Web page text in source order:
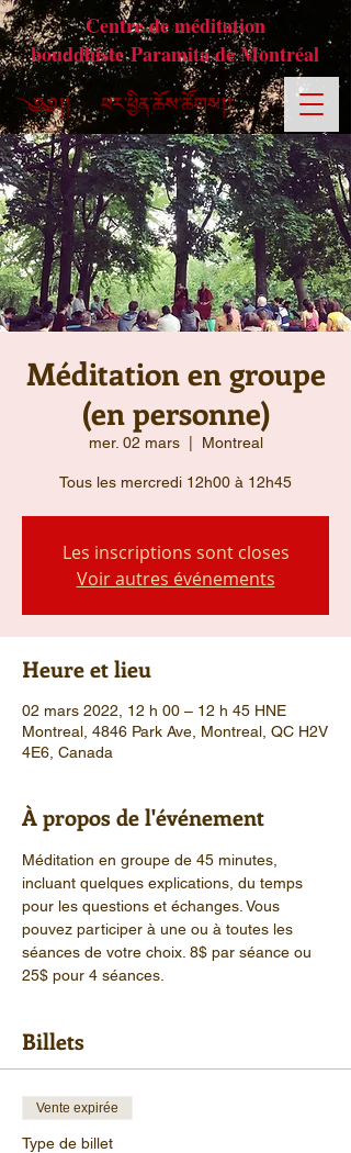
Centre de méditation
bouddhiste Paramita de Montréal
Méditation en groupe
(en personne)
mer. 02 mars
  |
Montreal
Tous les mercredi 12h00 à 12h45
Les inscriptions sont closes
Voir autres événements
Heure et lieu
02 mars 2022, 12 h 00 – 12 h 45 HNE
Montreal, 4846 Park Ave, Montreal, QC H2V
4E6, Canada
À propos de l'événement
Méditation en groupe de 45 minutes,
incluant quelques explications, du temps
pour les questions et échanges. Vous
pouvez participer à une ou à toutes les
séances de votre choix. 8$ par séance ou
25$ pour 4 séances.
Billets
Vente expirée
Type de billet